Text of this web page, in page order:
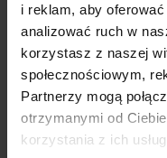
i reklam, aby
analizować ruch w
korzystasz z naszej
społecznościowym,
Partnerzy mogą
otrzymanymi od
korzystania z ich
Metody płatności
Koszt dostawy